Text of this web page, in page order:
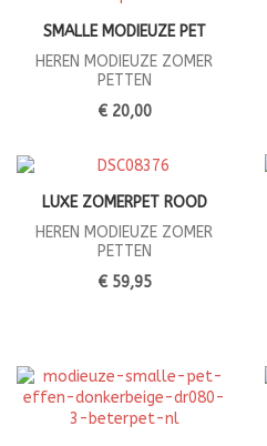
SMALLE MODIEUZE PET
HEREN MODIEUZE ZOMER
PETTEN
€ 20,00
LUXE ZOMERPET ROOD
HEREN MODIEUZE ZOMER
PETTEN
€ 59,95